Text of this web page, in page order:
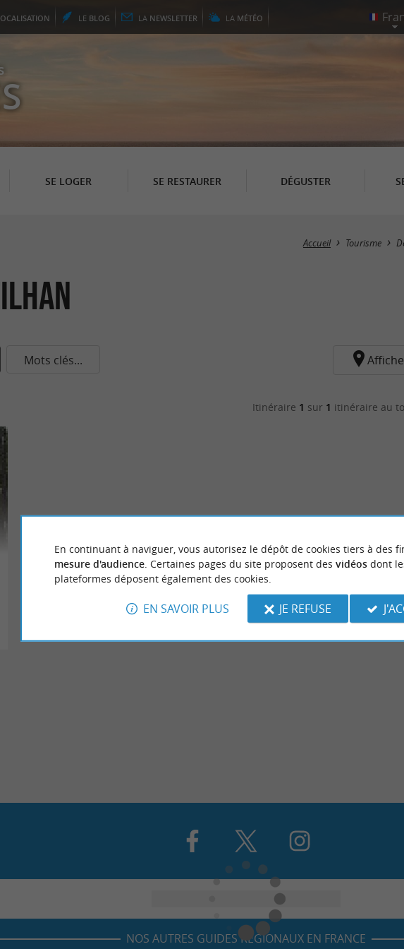
LE BLOG LA NEWSLETTER LA MÉTÉO
SE LOGER SE RESTAURER DÉGUSTER
Accueil Tourisme
Mots clés...
Itinéraire 1 sur 1 itinéraire au
NOS AUTRES GUIDES RÉGIONAUX EN FRANCE
En continuant à naviguer, vous autorisez le dépôt de cookies tiers à des
mesure d'audience. Certaines pages du site proposent des vidéosdont
plateformes déposent également des cookies.
EN SAVOIR PLUS JE REFUSE